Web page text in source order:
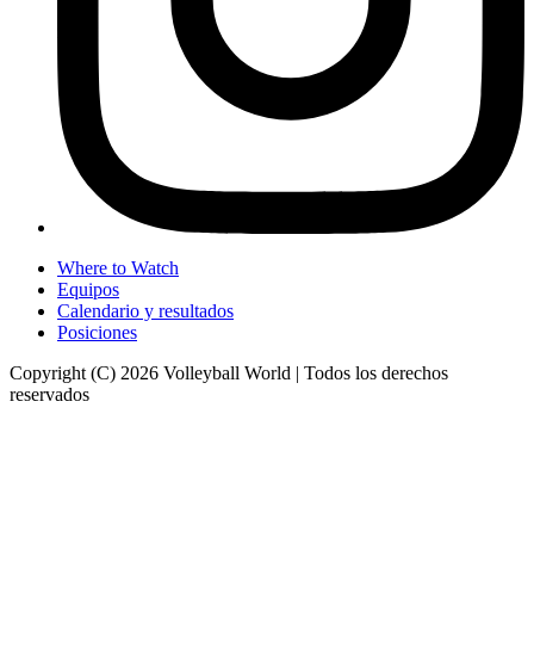
Where to Watch
Equipos
Calendario y resultados
Posiciones
Copyright (C) 2026 Volleyball World | Todos los derechos
reservados